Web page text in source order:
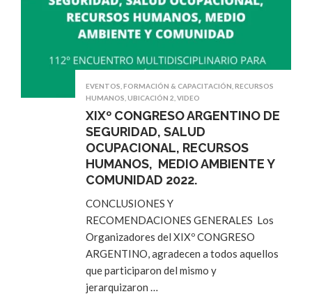
EVENTOS FORMACIÓN & CAPACITACIÓN RECURSOS
HUMANOS UBICACIÓN 2 VIDEO
XIXº CONGRESO ARGENTINO DE
SEGURIDAD, SALUD
OCUPACIONAL, RECURSOS
HUMANOS, MEDIO AMBIENTE Y
COMUNIDAD 2022.
CONCLUSIONES Y
RECOMENDACIONES GENERALES Los
Organizadores del XIXº CONGRESO
ARGENTINO, agradecen a todos aquellos
que participaron del mismo y
jerarquizaron …